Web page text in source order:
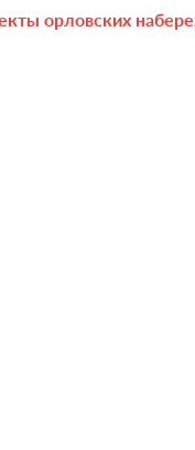
орловских